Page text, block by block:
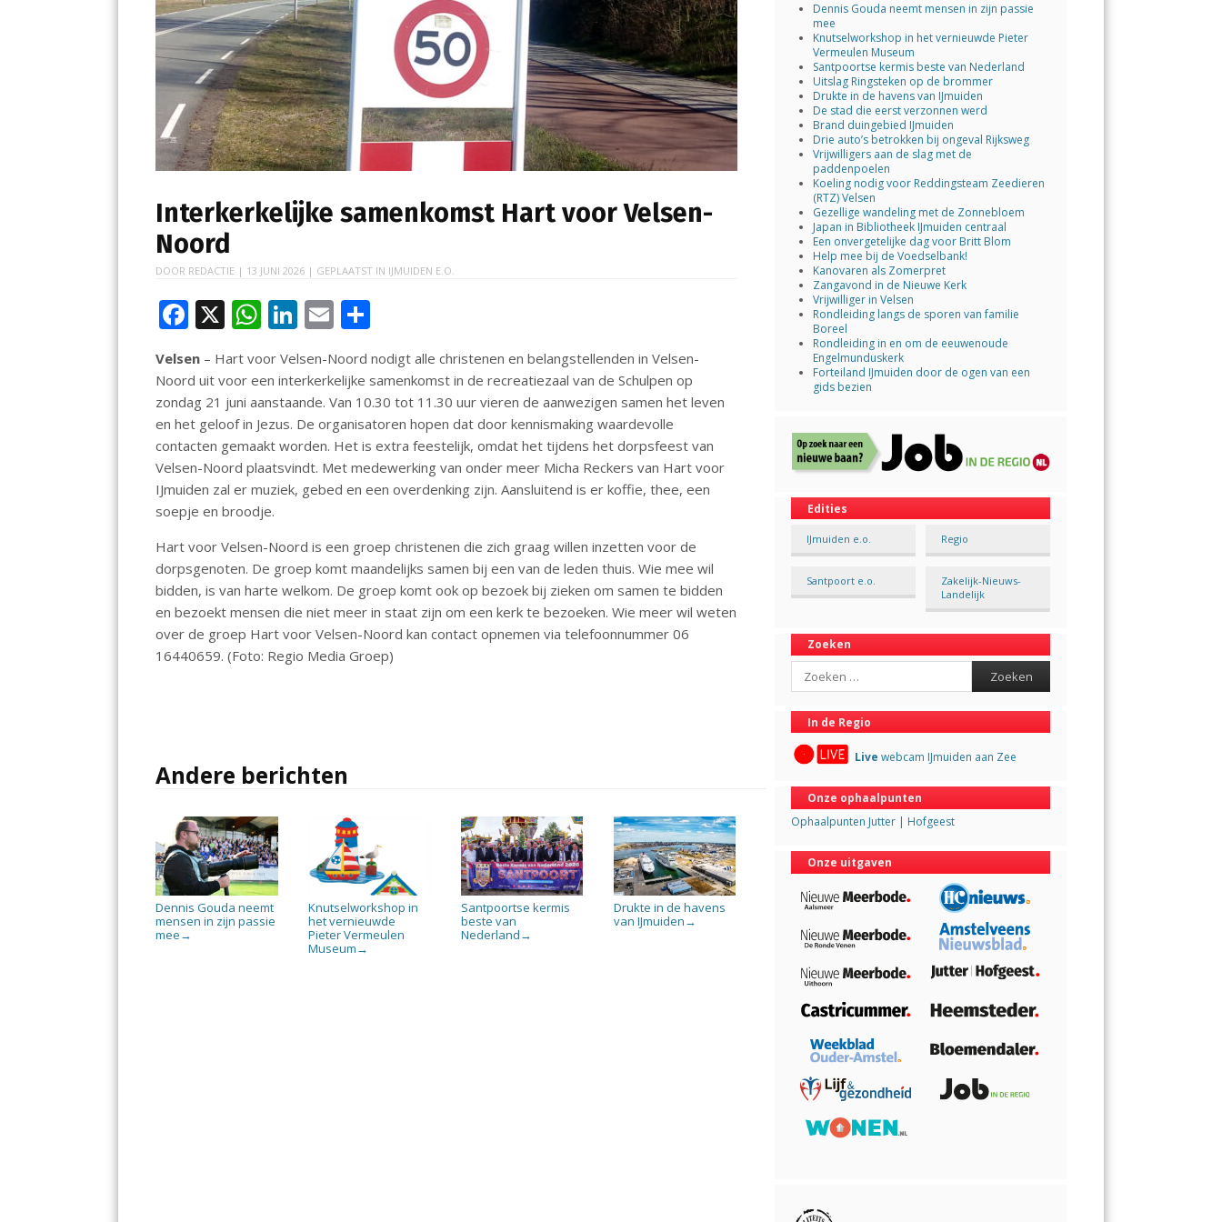
Interkerkelijke samenkomst Hart voor Velsen-
Noord
DOOR REDACTIE | 13 JUNI 2026 | GEPLAATST IN IJMUIDEN E.O.
F
ac
e
b
o
o
k
X W
h
at
s
A
p
p
Li
n
k
e
dI
n
E
m
ai
l
e
n
Velsen – Hart voor Velsen-Noord nodigt alle christenen en belangstellenden in Velsen-
Noord uit voor een interkerkelijke samenkomst in de recreatiezaal van de Schulpen op
zondag 21 juni aanstaande. Van 10.30 tot 11.30 uur vieren de aanwezigen samen het leven
en het geloof in Jezus. De organisatoren hopen dat door kennismaking waardevolle
contacten gemaakt worden. Het is extra feestelijk, omdat het tijdens het dorpsfeest van
Velsen-Noord plaatsvindt. Met medewerking van onder meer Micha Reckers van Hart voor
IJmuiden zal er muziek, gebed en een overdenking zijn. Aansluitend is er koffie, thee, een
soepje en broodje.
Hart voor Velsen-Noord is een groep christenen die zich graag willen inzetten voor de
dorpsgenoten. De groep komt maandelijks samen bij een van de leden thuis. Wie mee wil
bidden, is van harte welkom. De groep komt ook op bezoek bij zieken om samen te bidden
en bezoekt mensen die niet meer in staat zijn om een kerk te bezoeken. Wie meer wil weten
over de groep Hart voor Velsen-Noord kan contact opnemen via telefoonnummer 06
16440659. (Foto: Regio Media Groep)
Andere berichten
Dennis Gouda neemt
mensen in zijn passie
mee →
Knutselworkshop in
het vernieuwde
Pieter Vermeulen
Museum →
Santpoortse kermis
beste van
Nederland →
Drukte in de havens
van IJmuiden →
Dennis Gouda neemt mensen in zijn passie
mee
Knutselworkshop in het vernieuwde Pieter
Vermeulen Museum
Santpoortse kermis beste van Nederland
Uitslag Ringsteken op de brommer
Drukte in de havens van IJmuiden
De stad die eerst verzonnen werd
Brand duingebied IJmuiden
Drie auto’s betrokken bij ongeval Rijksweg
Vrijwilligers aan de slag met de
paddenpoelen
Koeling nodig voor Reddingsteam Zeedieren
(RTZ) Velsen
Gezellige wandeling met de Zonnebloem
Japan in Bibliotheek IJmuiden centraal
Een onvergetelijke dag voor Britt Blom
Help mee bij de Voedselbank!
Kanovaren als Zomerpret
Zangavond in de Nieuwe Kerk
Vrijwilliger in Velsen
Rondleiding langs de sporen van familie
Boreel
Rondleiding in en om de eeuwenoude
Engelmunduskerk
Forteiland IJmuiden door de ogen van een
gids bezien
Edities
IJmuiden e.o. Regio
Santpoort e.o.
Zakelijk-Nieuws-
Landelijk
Zoeken
Search
In de Regio
Live webcam IJmuiden aan Zee
Onze ophaalpunten
Ophaalpunten Jutter | Hofgeest
Onze uitgaven